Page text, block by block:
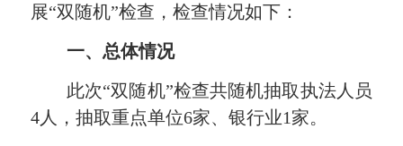
展“双随机”检查，检查情况如下：
一、总体情况
此次“双随机”检查共随机抽取执法人员
4人，抽取重点单位6家、银行业1家。